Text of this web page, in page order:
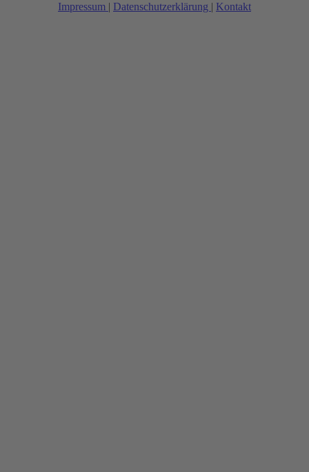
Impressum
Datenschutzerklärung Kontakt